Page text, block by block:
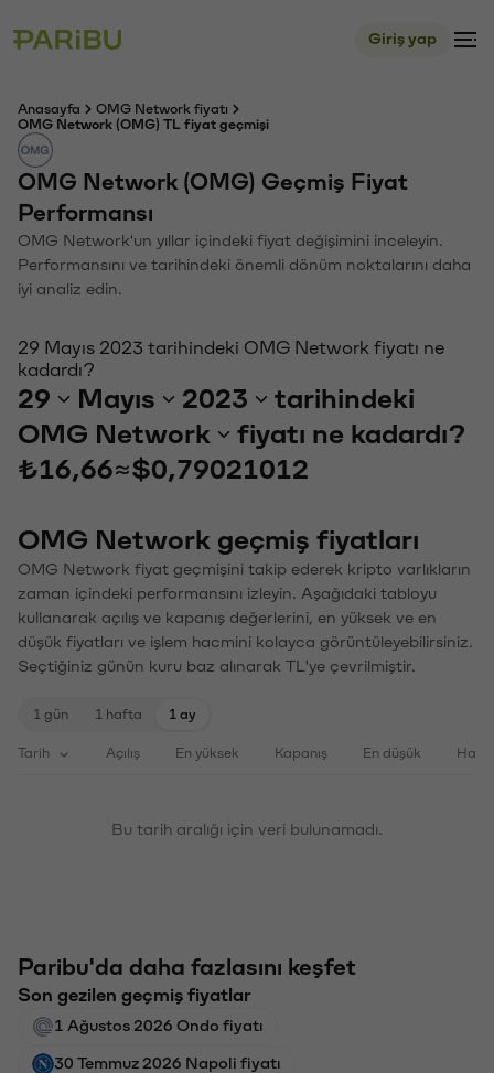
Giriş yap
Anasayfa
OMG Network fiyatı
OMG Network (OMG) TL fiyat geçmişi
OMG Network (OMG) Geçmiş Fiyat
Performansı
OMG Network'un yıllar içindeki fiyat değişimini inceleyin.
Performansını ve tarihindeki önemli dönüm noktalarını daha
iyi analiz edin.
29 Mayıs 2023 tarihindeki OMG Network fiyatı ne
kadardı?
29 Mayıs 2023
tarihindeki
OMG Network
fiyatı ne kadardı?
₺16,66≈$0,79021012
OMG Network geçmiş fiyatları
OMG Network fiyat geçmişini takip ederek kripto varlıkların
zaman içindeki performansını izleyin. Aşağıdaki tabloyu
kullanarak açılış ve kapanış değerlerini, en yüksek ve en
düşük fiyatları ve işlem hacmini kolayca görüntüleyebilirsiniz.
Seçtiğiniz günün kuru baz alınarak TL'ye çevrilmiştir.
1 gün 1 hafta 1 ay
Tarih Açılış En yüksek Kapanış En düşük
Bu tarih aralığı için veri bulunamadı.
Paribu'da daha fazlasını keşfet
Son gezilen geçmiş fiyatlar
1 Ağustos 2026 Ondo fiyatı
30 Temmuz 2026 Napoli fiyatı